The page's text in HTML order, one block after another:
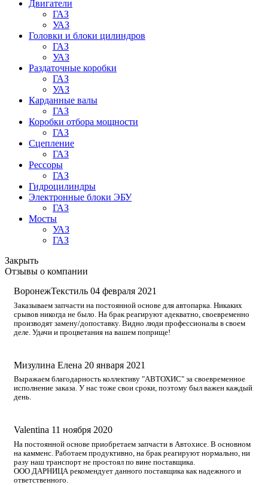
Двигатели
ГАЗ
УАЗ
Головки и блоки цилиндров
ГАЗ
УАЗ
Раздаточные коробки
ГАЗ
УАЗ
Карданные валы
ГАЗ
Коробки отбора мощности
ГАЗ
Сцепление
ГАЗ
Рессоры
ГАЗ
Гидроцилиндры
Электронные блоки ЭБУ
ГАЗ
Мосты
УАЗ
ГАЗ
Закрыть
Отзывы о компании
ВоронежТекстиль 04 февраля 2021
Заказываем запчасти на постоянной основе для автопарка. Никаких
срывов никогда не было. На брак реагируют адекватно, своевременно
производят замену/допоставку. Видно люди профессионалы в своем
деле. Удачи и процветания на вашем поприще!
Мизулина Елена 20 января 2021
Выражаем благодарность коллективу "АВТОХИС" за своевременное
исполнение заказа. У нас тоже свои сроки, поэтому был важен каждый
день.
Valentina 11 ноября 2020
На постоянной основе приобретаем запчасти в Автохисе. В основном
на камменс. Работаем продуктивно, на брак реагируют нормально, ни
разу наш транспорт не простоял по вине поставщика.
ООО ДАРНИЦА рекомендует данного поставщика как надежного и
ответственного.